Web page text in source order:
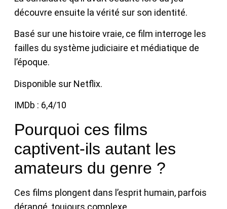
découvre ensuite la vérité sur son identité.
Basé sur une histoire vraie, ce film interroge les
failles du système judiciaire et médiatique de
l’époque.
Disponible sur Netflix.
IMDb : 6,4/10
Pourquoi ces films
captivent‑ils autant les
amateurs du genre ?
Ces films plongent dans l’esprit humain, parfois
dérangé, toujours complexe.